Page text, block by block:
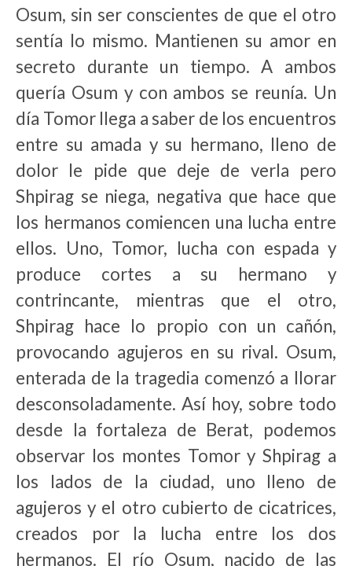
Osum, sin ser conscientes de que el otro
sentía lo mismo. Mantienen su amor en
secreto durante un tiempo. A ambos
quería Osum y con ambos se reunía. Un
día Tomor llega a saber de los encuentros
entre su amada y su hermano, lleno de
dolor le pide que deje de verla pero
Shpirag se niega, negativa que hace que
los hermanos comiencen una lucha entre
ellos. Uno, Tomor, lucha con espada y
produce cortes a su hermano y
contrincante, mientras que el otro,
Shpirag hace lo propio con un cañón,
provocando agujeros en su rival. Osum,
enterada de la tragedia comenzó a llorar
desconsoladamente. Así hoy, sobre todo
desde la fortaleza de Berat, podemos
observar los montes Tomor y Shpirag a
los lados de la ciudad, uno lleno de
agujeros y el otro cubierto de cicatrices,
creados por la lucha entre los dos
hermanos. El río Osum, nacido de las